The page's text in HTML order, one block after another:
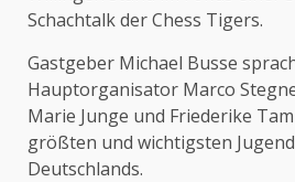
Schachtalk der Chess Tigers.
Gastgeber Michael Busse
Hauptorganisator Marco
Marie Junge und Friederike
größten und wichtigsten
Deutschlands.